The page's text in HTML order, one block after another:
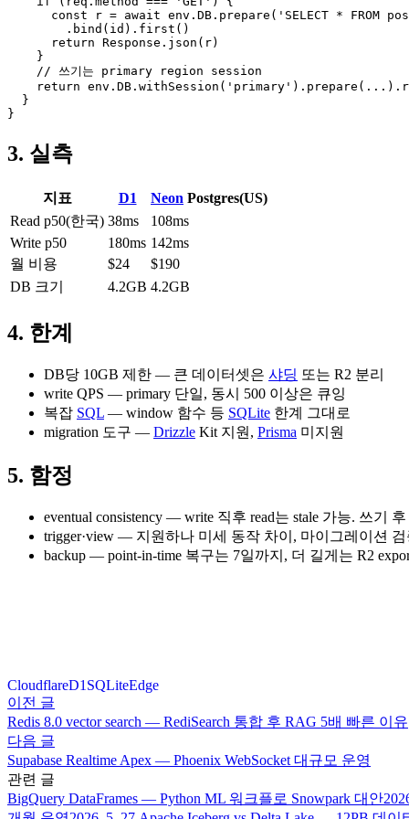
const r = await env.DB.prepare('SELECT * FROM
        .bind(id).first()
      return Response.json(r)
    }
    // 쓰기는 primary region session
return
  }
}
3. 실측
지표 D1 Neon Postgres(US)
Read p50(한국) 38ms
108ms
Write p50
180ms 142ms
월 비용
$24
$190
DB 크기
4.2GB 4.2GB
4. 한계
DB당 10GB 제한 — 큰 데이터셋은 샤딩 또는 R2 분리
write QPS — primary 단일, 동시 500 이상은 큐잉
복잡 SQL — window 함수 등 SQLite 한계 그대로
migration 도구 — Drizzle Kit 지원, Prisma 미지원
5. 함정
eventual consistency — write 직후 read는 stale 가능. 쓰기
trigger·view — 지원하나 미세 동작 차이, 마이그레이션
backup — point-in-time 복구는 7일까지, 더 길게는 R2
CloudflareD1 SQLiteEdge
이전 글
Redis 8.0 vector search — RediSearch 통합 후 RAG 5배 빠른 이유
다음 글
Supabase Realtime Apex — Phoenix WebSocket 대규모 운영
관련 글
BigQuery DataFrames — Python ML 워크플로 Snowpark 대안